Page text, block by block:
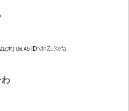
木) 06:49 ID:vlnZuXefa